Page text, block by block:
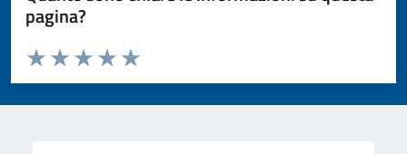
pagina?
Valuta da 1 a 5 stelle la pagina
Valuta 5 stelle su 5
Valuta 4 stelle su 5
Valuta 3 stelle su 5
Valuta 2 stelle su 5
Valuta 1 stelle su 5